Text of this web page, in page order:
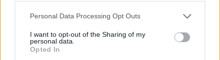
Please note that this website/app uses one or more Google
not limited to your visit or usage behaviour. You may click to
grant or deny consent to Google and its third-party tags to
use your data for below specified purposes in below Google
Personal Data Processing Opt Outs
I want to opt-out of the Sharing of my
personal data.
Opted In